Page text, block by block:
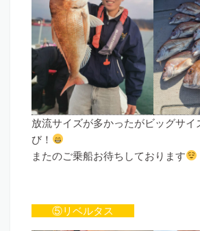
放流サイズが多かったがビッグサイ
び！
またのご乗船お待ちしております
⑤リベルタス